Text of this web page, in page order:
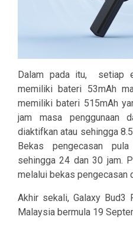
Dalam pada itu,
setiap
memiliki bateri 53mAh
memiliki bateri 515mAh
jam masa penggunaan
diaktifkan atau sehingga
Bekas pengecasan pula
sehingga 24 dan 30 jam.
melalui bekas pengecasan
Akhir sekali, Galaxy Bud3
Malaysia bermula 19